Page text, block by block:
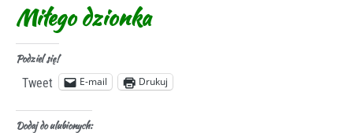
Miłego dzionka
Podziel się!
Tweet E-mail Drukuj
Dodaj do ulubionych: